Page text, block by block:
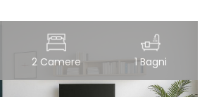
2 Camere 1 Bagni